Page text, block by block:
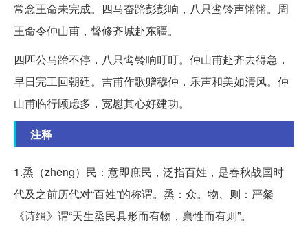
常念王命未完成。四马奋蹄彭彭响，八只鸾铃声锵锵。周
王命令仲山甫，督修齐城赴东疆。
四匹公马蹄不停，八只鸾铃响叮叮。仲山甫赴齐去得急，
早日完工回朝廷。吉甫作歌赠穆仲，乐声和美如清风。仲
山甫临行顾虑多，宽慰其心好建功。
注释
1.烝（zhēng）民：意即庶民，泛指百姓，是春秋战国时
代及之前历代对“百姓”的称谓。烝：众。物、则：严粲
《诗缉》谓“天生烝民具形而有物，禀性而有则”。